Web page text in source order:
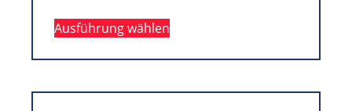
Ausführung wählen